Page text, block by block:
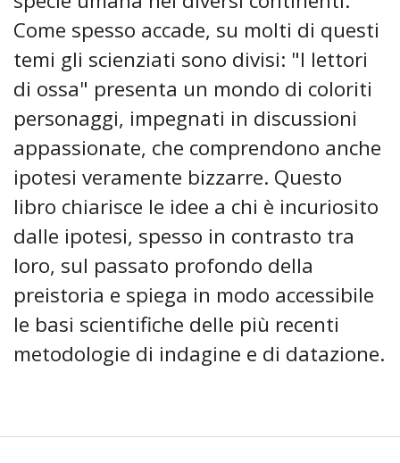
Come spesso accade, su molti di questi
temi gli scienziati sono divisi: "I lettori
di ossa" presenta un mondo di coloriti
personaggi, impegnati in discussioni
appassionate, che comprendono anche
ipotesi veramente bizzarre. Questo
libro chiarisce le idee a chi è incuriosito
dalle ipotesi, spesso in contrasto tra
loro, sul passato profondo della
preistoria e spiega in modo accessibile
le basi scientifiche delle più recenti
metodologie di indagine e di datazione.